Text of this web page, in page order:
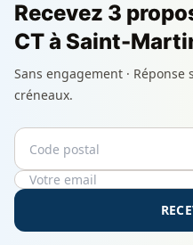
Recevez 3
CT à Saint-
Sans engagement ·
créneaux.
Code postal
Email